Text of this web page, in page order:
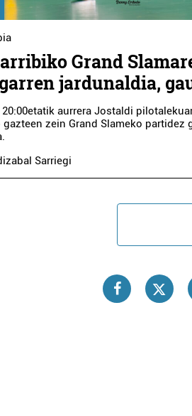
Grand
jardunaldia,
aurrera Jostaldi
gazteen zein Grand Slameko partidez
Sarriegi